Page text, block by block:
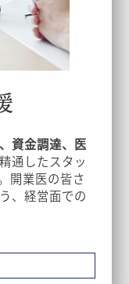
資金調達、医
通したスタッ
開業医の皆さ
、経営面での